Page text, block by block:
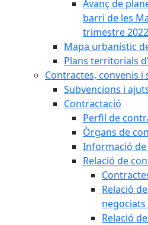
Avanç de
barri de les
trimestre
Mapa urbanístic
Plans territorials
Contractes, convenis i
Subvencions i
Contractació
Perfil de
Òrgans de
Informació
Relació de
Relació
Relació